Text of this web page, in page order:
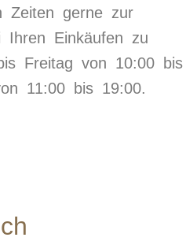
Zeiten gerne zur
Ihren Einkäufen zu
Freitag von 10:00 bis
11:00 bis 19:00.